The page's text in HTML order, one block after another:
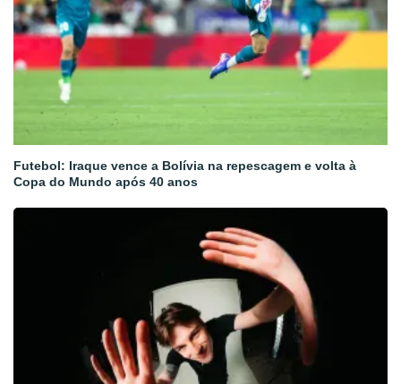
Futebol: Iraque vence a Bolívia na repescagem e volta à
Copa do Mundo após 40 anos